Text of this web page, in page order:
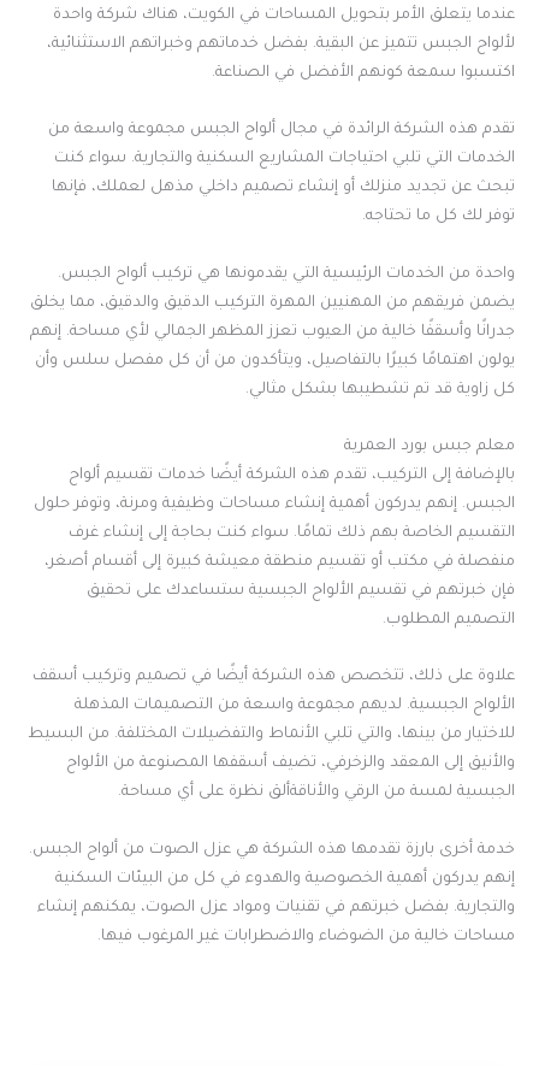
عندما يتعلق الأمر بتحويل المساحات في الكويت، هناك شركة واحدة
لألواح الجبس تتميز عن البقية. بفضل خدماتهم وخبراتهم الاستثنائية،
اكتسبوا سمعة كونهم الأفضل في الصناعة.
تقدم هذه الشركة الرائدة في مجال ألواح الجبس مجموعة واسعة من
الخدمات التي تلبي احتياجات المشاريع السكنية والتجارية. سواء كنت
تبحث عن تجديد منزلك أو إنشاء تصميم داخلي مذهل لعملك، فإنها
توفر لك كل ما تحتاجه.
واحدة من الخدمات الرئيسية التي يقدمونها هي تركيب ألواح الجبس.
يضمن فريقهم من المهنيين المهرة التركيب الدقيق والدقيق، مما يخلق
جدرانًا وأسقفًا خالية من العيوب تعزز المظهر الجمالي لأي مساحة. إنهم
يولون اهتمامًا كبيرًا بالتفاصيل، ويتأكدون من أن كل مفصل سلس وأن
كل زاوية قد تم تشطيبها بشكل مثالي.
معلم جبس بورد العمرية
بالإضافة إلى التركيب، تقدم هذه الشركة أيضًا خدمات تقسيم ألواح
الجبس. إنهم يدركون أهمية إنشاء مساحات وظيفية ومرنة، وتوفر حلول
التقسيم الخاصة بهم ذلك تمامًا. سواء كنت بحاجة إلى إنشاء غرف
منفصلة في مكتب أو تقسيم منطقة معيشة كبيرة إلى أقسام أصغر،
فإن خبرتهم في تقسيم الألواح الجبسية ستساعدك على تحقيق
التصميم المطلوب.
علاوة على ذلك، تتخصص هذه الشركة أيضًا في تصميم وتركيب أسقف
الألواح الجبسية. لديهم مجموعة واسعة من التصميمات المذهلة
للاختيار من بينها، والتي تلبي الأنماط والتفضيلات المختلفة. من البسيط
والأنيق إلى المعقد والزخرفي، تضيف أسقفها المصنوعة من الألواح
الجبسية لمسة من الرقي والأناقةألق نظرة على أي مساحة.
خدمة أخرى بارزة تقدمها هذه الشركة هي عزل الصوت من ألواح الجبس.
إنهم يدركون أهمية الخصوصية والهدوء في كل من البيئات السكنية
والتجارية. بفضل خبرتهم في تقنيات ومواد عزل الصوت، يمكنهم إنشاء
مساحات خالية من الضوضاء والاضطرابات غير المرغوب فيها.